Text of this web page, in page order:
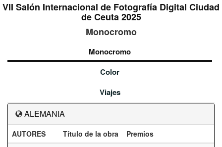
VII Salón Internacional de Fotografía Digital Ciudad
de Ceuta 2025
Monocromo
Monocromo
Color
Viajes
ALEMANIA
AUTORES Título de la obra
Premios